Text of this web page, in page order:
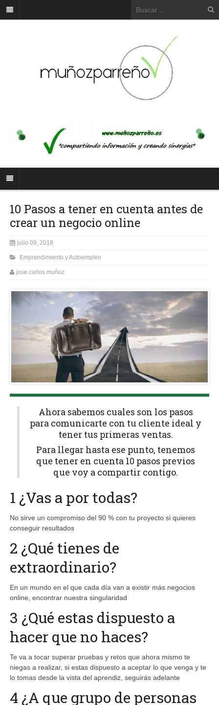
10 Pasos a tener en cuenta antes de
crear un negocio online
julio 09, 2018
Emprendimiento y Autoempleo
jose carlos muñoz
Ahora sabemos cuales son los pasos
para comunicarte con tu cliente ideal y
tener tus primeras ventas.
Para llegar hasta ese punto, tenemos
que tener en cuenta 10 pasos previos
que voy a compartir contigo.
1 ¿Vas a por todas?
No sirve un compromiso del 90 % con tu proyecto si quieres
conseguir resultados
2 ¿Qué tienes de
extraordinario?
En un mundo en el que cada día van a existir más negocios
online, encontrar nuestra singularidad
3 ¿Qué estas dispuesto a
hacer que no haces?
Te va a tocar superar pruebas y retos que ahora mismo te
niegas a realizar, si estas dispuesto a aceptar lo que venga y te
lo tomas desde la vista del aprendiz, seguirás adelante
4 ¿A que grupo de personas